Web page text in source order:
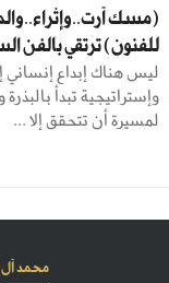
(مسك
للفنون) ترتقي بالفن
ليس هناك إبداع إنساني
وإستراتيجية تبدأ
لمسيرة أن تتحقق إلا ...
محمد آل